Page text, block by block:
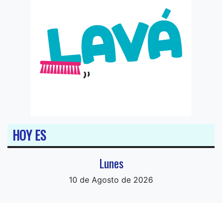
HOY ES
Lunes
10 de Agosto de 2026